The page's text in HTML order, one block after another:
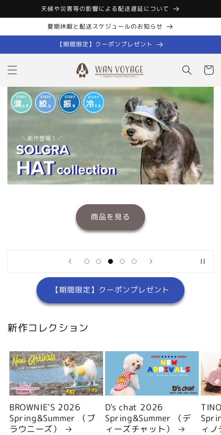
コンテン
ツに進む
天候や災害等の影響による配送遅延について
夏期休暇と配送スケジュールのお知らせ
【期間限定】クーポンプレゼント
ー
商品を見る
【期間限定】クーポンプレゼント
新作コレクション
BROWNIE'S 2026
Spring&Summer （ブ
ラウニーズ）
D's chat 2026
Spring&Summer （デ
ィーズチャット）
ィ